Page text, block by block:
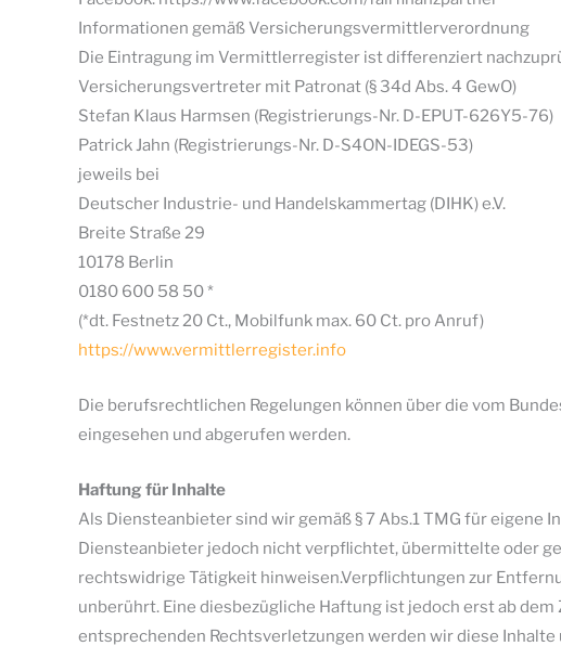
Informationen gemäß Versicherungsvermittlerverordnung
Die Eintragung im Vermittlerregister ist differenziert
Versicherungsvertreter mit Patronat (§ 34d Abs. 4 GewO)
Stefan Klaus Harmsen (Registrierungs-Nr. D-EPUT-626Y5-76)
Patrick Jahn (Registrierungs-Nr. D-S4ON-IDEGS-53)
jeweils bei
Deutscher Industrie- und Handelskammertag (DIHK) e.V.
Breite Straße 29
10178 Berlin
0180 600 58 50 *
(*dt. Festnetz 20 Ct., Mobilfunk max. 60 Ct. pro Anruf)
https://www.vermittlerregister.info
Die berufsrechtlichen Regelungen können über die vom
eingesehen und abgerufen werden.
Haftung für Inhalte
Als Diensteanbieter sind wir gemäß § 7 Abs.1 TMG für eigene
Diensteanbieter jedoch nicht verpflichtet, übermittelte oder
rechtswidrige Tätigkeit hinweisen.Verpflichtungen zur
unberührt. Eine diesbezügliche Haftung ist jedoch erst ab
entsprechenden Rechtsverletzungen werden wir diese